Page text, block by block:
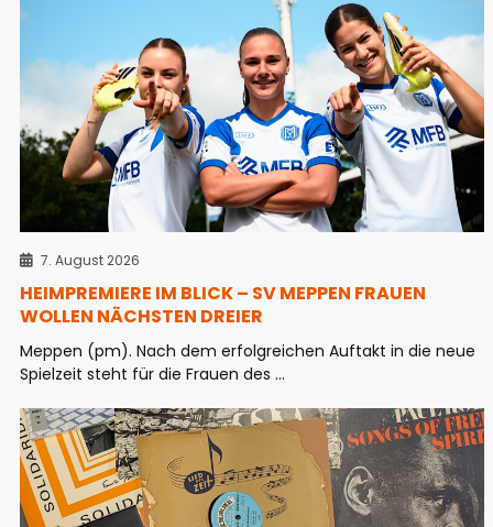
7. August 2026
HEIMPREMIERE IM BLICK – SV MEPPEN FRAUEN
WOLLEN NÄCHSTEN DREIER
Meppen (pm). Nach dem erfolgreichen Auftakt in die neue
Spielzeit steht für die Frauen des ...